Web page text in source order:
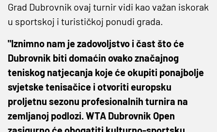
Grad Dubrovnik ovaj turnir vidi kao važan iskorak
u sportskoj i turističkoj ponudi grada.
"Iznimno nam je zadovoljstvo i čast što će
Dubrovnik biti domaćin ovako značajnog
teniskog natjecanja koje će okupiti ponajbolje
svjetske tenisačice i otvoriti europsku
proljetnu sezonu profesionalnih turnira na
zemljanoj podlozi. WTA Dubrovnik Open